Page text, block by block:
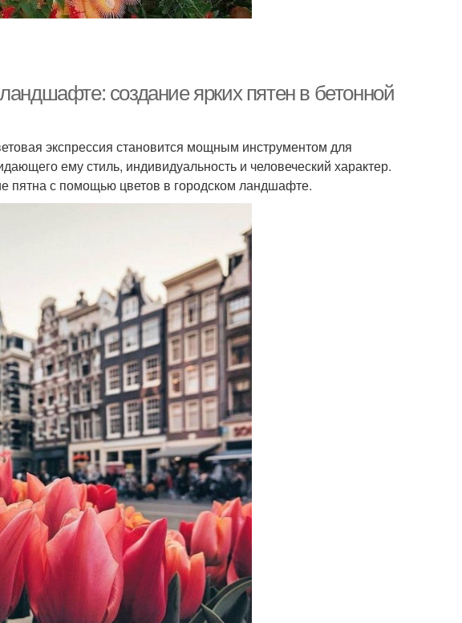
создание ярких пятен в бетонной
экспрессия становится мощным инструментом для
ему стиль, индивидуальность и человеческий характер.
пятна с помощью цветов в городском ландшафте.